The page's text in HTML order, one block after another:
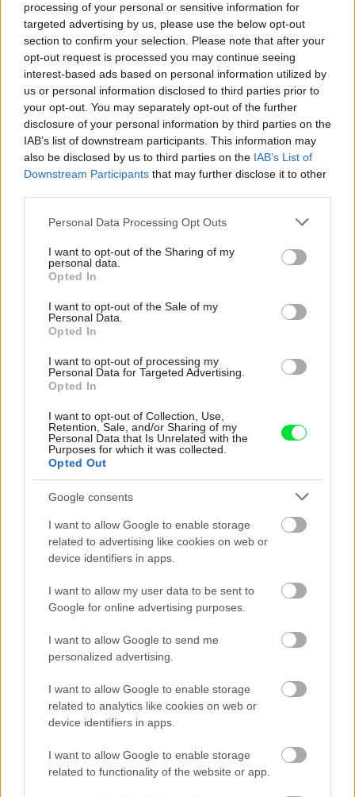
processing of your personal or sensitive information for
targeted advertising by us, please use the below opt-out
section to confirm your selection. Please note that after your
opt-out request is processed you may continue seeing
interest-based ads based on personal information utilized by
us or personal information disclosed to third parties prior to
your opt-out. You may separately opt-out of the further
disclosure of your personal information by third parties on the
IAB’s list of downstream participants. This information may
also be disclosed by us to third parties on the IAB’s List of
Downstream Participants that may further disclose it to other
Please note that this website/app uses one or more Google
not limited to your visit or usage behaviour. You may click to
grant or deny consent to Google and its third-party tags to
use your data for below specified purposes in below Google
consent section.
Personal Data Processing Opt Outs
I want to opt-out of the Sharing of my
personal data.
Opted In
I want to opt-out of the Sale of my
Personal Data.
Opted In
I want to opt-out of processing my
Personal Data for Targeted Advertising.
Opted In
I want to opt-out of Collection, Use,
Retention, Sale, and/or Sharing of my
Personal Data that Is Unrelated with the
Purposes for which it was collected.
Opted Out
Google consents
I want to allow Google to enable storage
related to advertising like cookies on web or
device identifiers in apps.
I want to allow my user data to be sent to
Google for online advertising purposes.
I want to allow Google to send me
personalized advertising.
I want to allow Google to enable storage
related to analytics like cookies on web or
device identifiers in apps.
I want to allow Google to enable storage
related to functionality of the website or app.
Sprchová zástena CADURA od SanSwiss –
inšpirovaná prírodou, tvarovaná vodou
Elegantná sprchová zástena CADURA od
SanSwiss – kvalita do Vašej kúpeľne!
Moderná kúpeľňa: flexibilné sprchové zásteny